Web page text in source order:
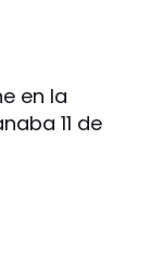
en la
11 de